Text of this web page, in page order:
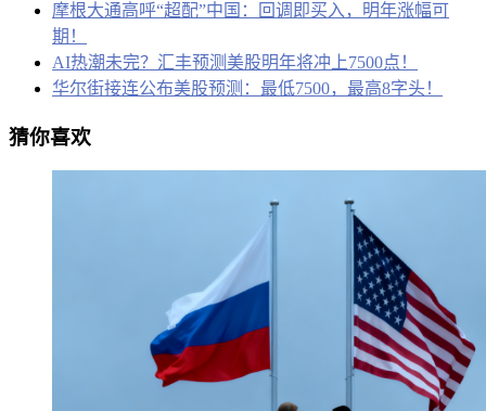
摩根大通高呼“超配”中国：回调即买入，明年涨幅可
期！
AI热潮未完？汇丰预测美股明年将冲上7500点！
华尔街接连公布美股预测：最低7500，最高8字头！
猜你喜欢